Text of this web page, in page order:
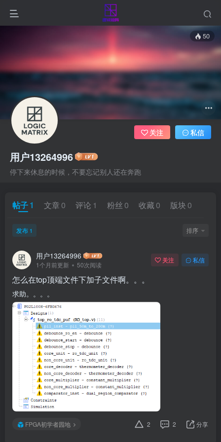
50
用户13264996
停下来休息的时候，不要忘记别人还在奔跑
关注 私信
帖子1 文章 0 评论 1 粉丝 0 收藏 0 版块 0
发布 1 排序
用户13264996
1个月前更新 50次阅读
关注 私信
怎么在top顶端文件下加子文件啊。。。
求助。。。。
FPGA初学者园地 2 2 分享